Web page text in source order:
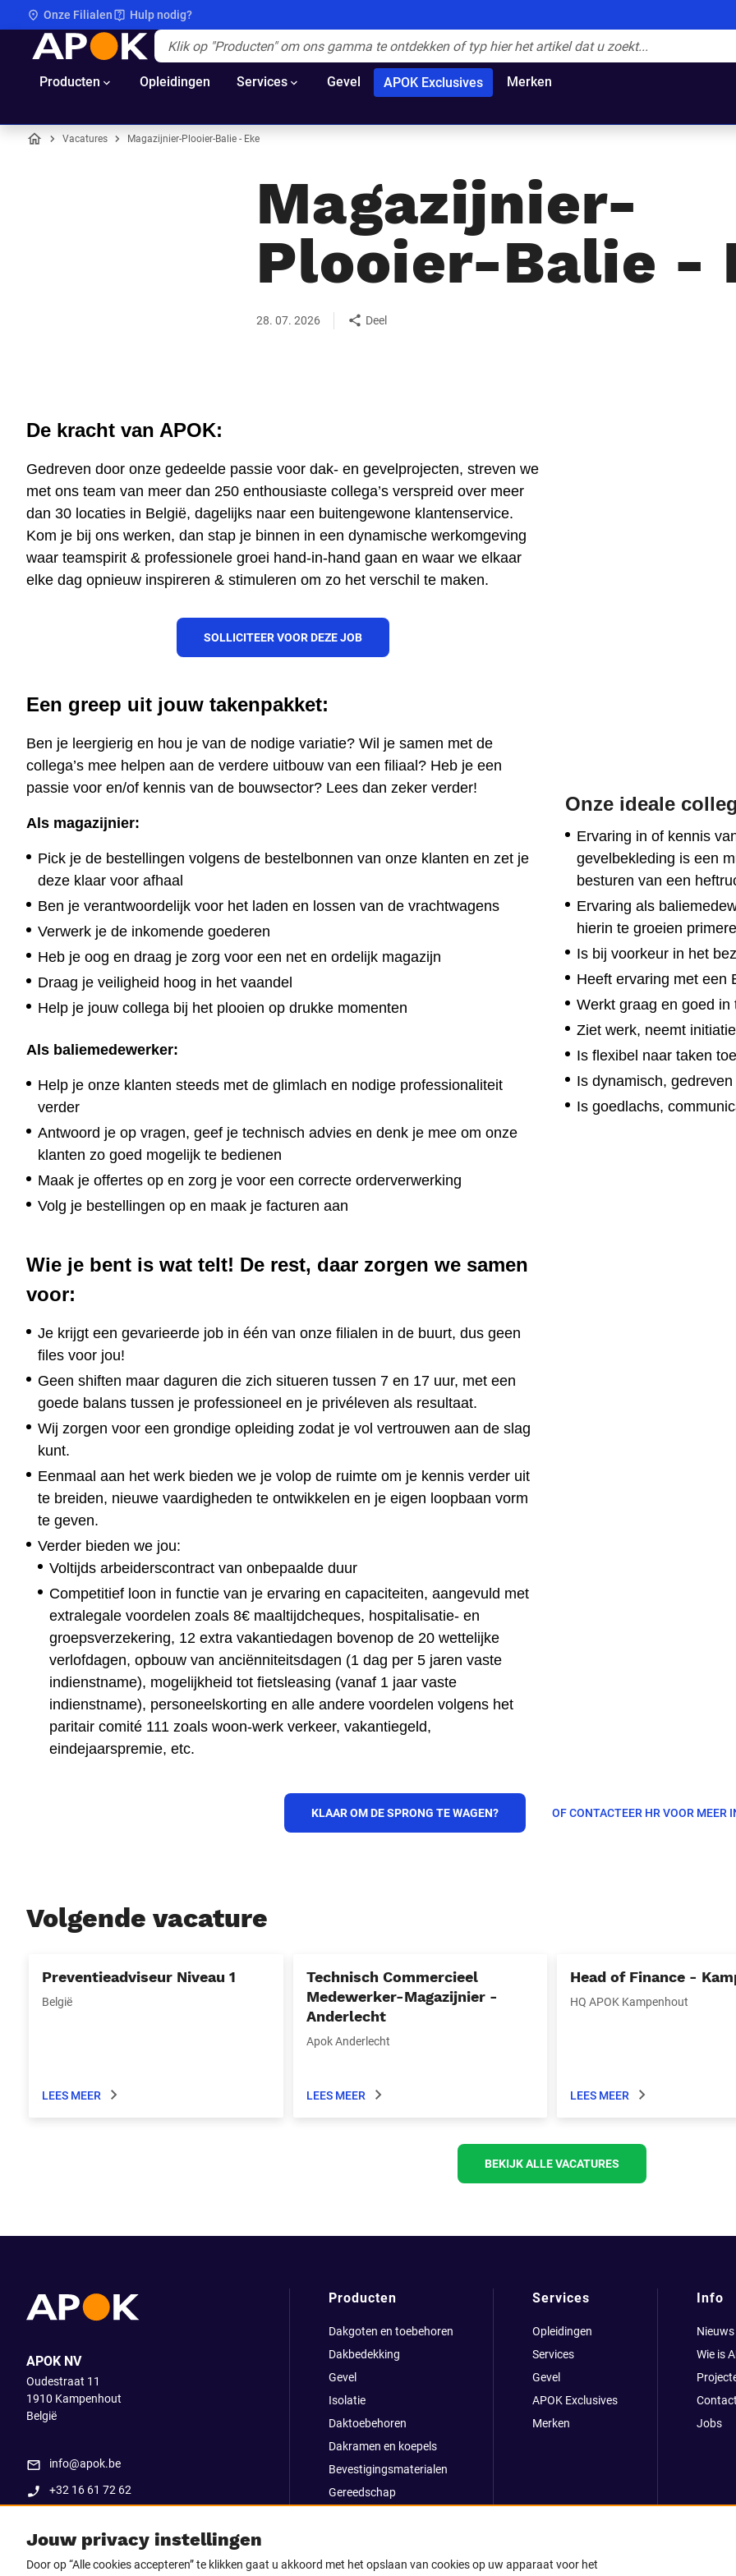
Onze Filialen Hulp nodig?
APOK
Producten Opleidingen Services Gevel APOK Exclusives Merken
Vacatures Magazijnier-Plooier-Balie - Eke
Magazijnier-
Plooier-Balie -
28. 07. 2026 Deel
De kracht van APOK:
Gedreven door onze gedeelde passie voor dak- en gevelprojecten, streven we
met ons team van meer dan 250 enthousiaste collega’s verspreid over meer
dan 30 locaties in België, dagelijks naar een buitengewone klantenservice.
Kom je bij ons werken, dan stap je binnen in een dynamische werkomgeving
waar teamspirit & professionele groei hand-in-hand gaan en waar we elkaar
elke dag opnieuw inspireren & stimuleren om zo het verschil te maken.
SOLLICITEER VOOR DEZE JOB
Een greep uit jouw takenpakket:
Ben je leergierig en hou je van de nodige variatie? Wil je samen met de
collega’s mee helpen aan de verdere uitbouw van een filiaal? Heb je een
passie voor en/of kennis van de bouwsector? Lees dan zeker verder!
Als magazijnier:
Pick je de bestellingen volgens de bestelbonnen van onze klanten en zet je
deze klaar voor afhaal
Ben je verantwoordelijk voor het laden en lossen van de vrachtwagens
Verwerk je de inkomende goederen
Heb je oog en draag je zorg voor een net en ordelijk magazijn
Draag je veiligheid hoog in het vaandel
Help je jouw collega bij het plooien op drukke momenten
Als baliemedewerker:
Help je onze klanten steeds met de glimlach en nodige professionaliteit
verder
Antwoord je op vragen, geef je technisch advies en denk je mee om onze
klanten zo goed mogelijk te bedienen
Maak je offertes op en zorg je voor een correcte orderverwerking
Volg je bestellingen op en maak je facturen aan
Onze ideale
Ervaring in of kennis
gevelbekleding is een
besturen van een
Ervaring als
hierin te groeien
Is bij voorkeur in het
Heeft ervaring met een
Werkt graag en goed
Ziet werk, neemt
Is flexibel naar taken
Is dynamisch,
Is goedlachs,
Wie je bent is wat telt! De rest, daar zorgen we samen
voor:
Je krijgt een gevarieerde job in één van onze filialen in de buurt, dus geen
files voor jou!
Geen shiften maar daguren die zich situeren tussen 7 en 17 uur, met een
goede balans tussen je professioneel en je privéleven als resultaat.
Wij zorgen voor een grondige opleiding zodat je vol vertrouwen aan de slag
kunt.
Eenmaal aan het werk bieden we je volop de ruimte om je kennis verder uit
te breiden, nieuwe vaardigheden te ontwikkelen en je eigen loopbaan vorm
te geven.
Verder bieden we jou:
Voltijds arbeiderscontract van onbepaalde duur
Competitief loon in functie van je ervaring en capaciteiten, aangevuld met
extralegale voordelen zoals 8€ maaltijdcheques, hospitalisatie- en
groepsverzekering, 12 extra vakantiedagen bovenop de 20 wettelijke
verlofdagen, opbouw van anciënniteitsdagen (1 dag per 5 jaren vaste
indienstname), mogelijkheid tot fietsleasing (vanaf 1 jaar vaste
indienstname), personeelskorting en alle andere voordelen volgens het
paritair comité 111 zoals woon-werk verkeer, vakantiegeld,
eindejaarspremie, etc.
KLAAR OM DE SPRONG TE WAGEN? OF CONTACTEER HR VOOR MEER
Volgende vacature
Preventieadviseur Niveau 1
België
LEES MEER
Technisch Commercieel
Medewerker-Magazijnier -
Anderlecht
Apok Anderlecht
LEES MEER
Head of Finance -
HQ APOK Kampenhout
LEES MEER
BEKIJK ALLE VACATURES
Jouw privacy instellingen
Door op “Alle cookies accepteren” te klikken gaat u akkoord met het opslaan van cookies op uw apparaat voor het
APOK NV
Oudestraat 11
1910 Kampenhout
België
info@apok.be
+32 16 61 72 62
Producten
Dakgoten en toebehoren
Dakbedekking
Gevel
Isolatie
Daktoebehoren
Dakramen en koepels
Bevestigingsmaterialen
Gereedschap
Go Strong
Services
Opleidingen
Services
Gevel
APOK Exclusives
Merken
Info
Nieuws
Wie is
Contact
Jobs